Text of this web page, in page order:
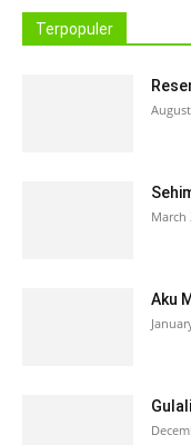
Terpopuler
March
Aku
Gulali